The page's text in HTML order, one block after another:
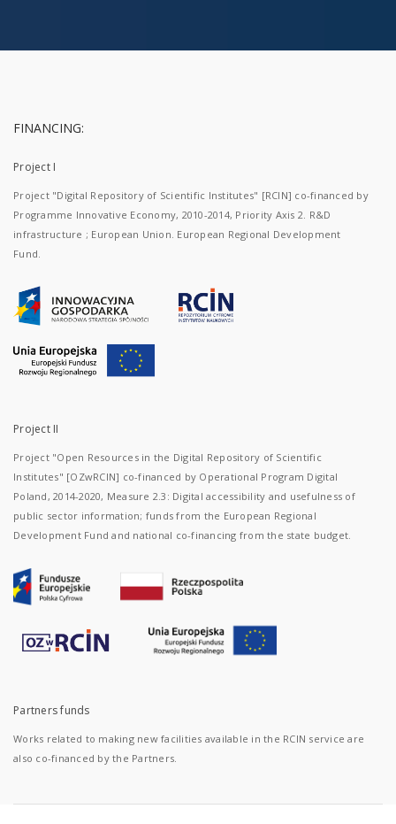
FINANCING:
Project I
Project "Digital Repository of Scientific Institutes" [RCIN] co-financed by
Programme Innovative Economy, 2010-2014, Priority Axis 2. R&D
infrastructure ; European Union. European Regional Development
Fund.
Project II
Project "Open Resources in the Digital Repository of Scientific
Institutes" [OZwRCIN] co-financed by Operational Program Digital
Poland, 2014-2020, Measure 2.3: Digital accessibility and usefulness of
public sector information; funds from the European Regional
Development Fund and national co-financing from the state budget.
Partners funds
Works related to making new facilities available in the RCIN service are
also co-financed by the Partners.